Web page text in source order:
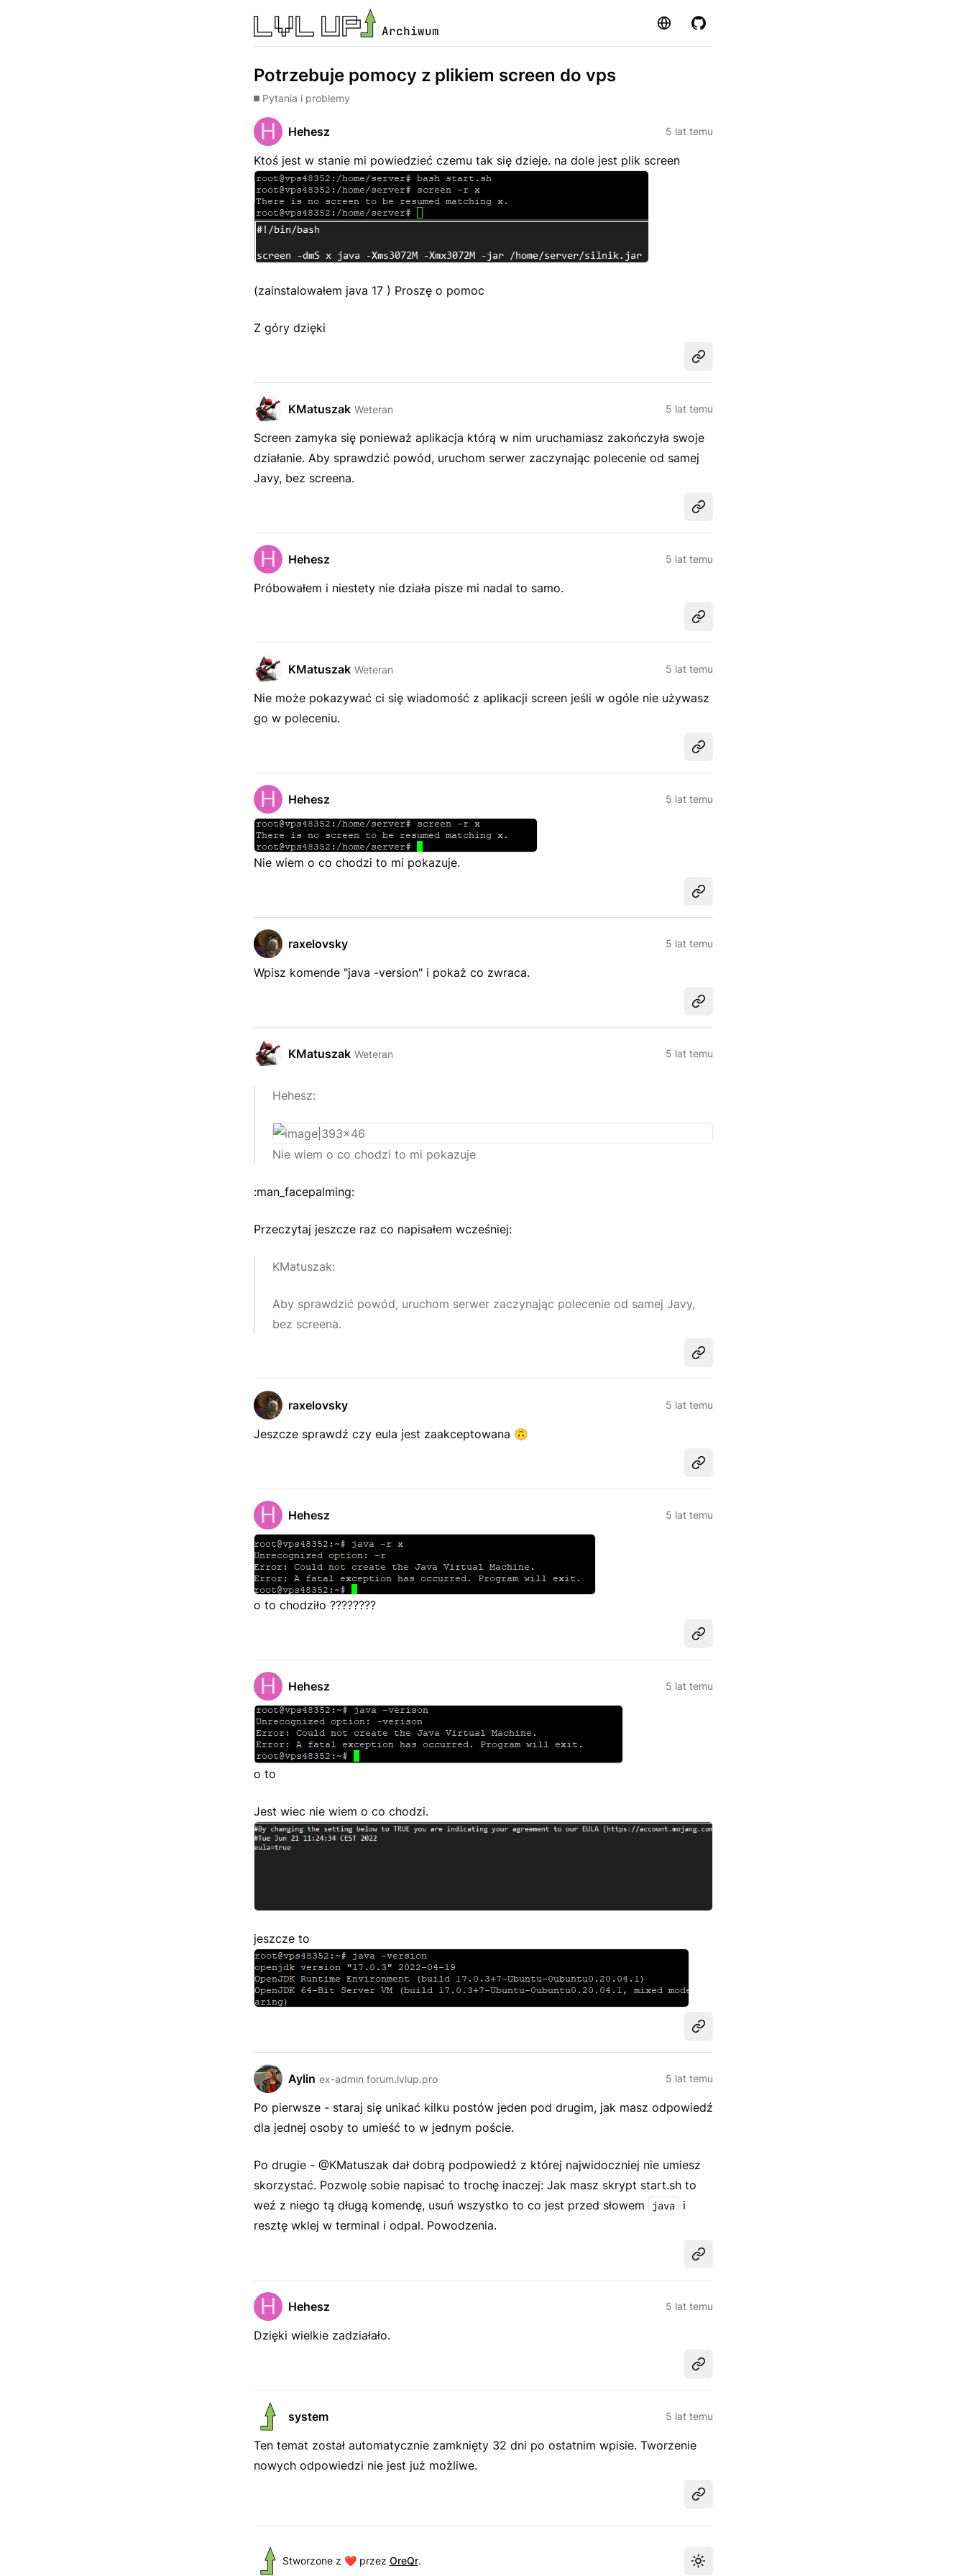
Archiwum Strona GitHub
Potrzebuje pomocy z plikiem screen do vps
Pytania i problemy
Hehesz 5 lat temu
Ktoś jest w stanie mi powiedzieć czemu tak się dzieje. na dole jest plik screen
(zainstalowałem java 17 ) Proszę o pomoc
Z góry dzięki
Udostępnij
KMatuszak Weteran 5 lat temu
Screen zamyka się ponieważ aplikacja którą w nim uruchamiasz zakończyła swoje
działanie. Aby sprawdzić powód, uruchom serwer zaczynając polecenie od samej
Javy, bez screena.
Udostępnij
Hehesz 5 lat temu
Próbowałem i niestety nie działa pisze mi nadal to samo.
Udostępnij
KMatuszak Weteran 5 lat temu
Nie może pokazywać ci się wiadomość z aplikacji screen jeśli w ogóle nie używasz
go w poleceniu.
Udostępnij
Hehesz 5 lat temu
Nie wiem o co chodzi to mi pokazuje.
Udostępnij
raxelovsky 5 lat temu
Wpisz komende "java -version" i pokaż co zwraca.
Udostępnij
KMatuszak Weteran 5 lat temu
Hehesz:
Nie wiem o co chodzi to mi pokazuje
:man_facepalming:
Przeczytaj jeszcze raz co napisałem wcześniej:
KMatuszak:
Aby sprawdzić powód, uruchom serwer zaczynając polecenie od samej Javy,
bez screena.
Udostępnij
raxelovsky 5 lat temu
Jeszcze sprawdź czy eula jest zaakceptowana 🙃
Udostępnij
Hehesz 5 lat temu
o to chodziło ????????
Udostępnij
Hehesz 5 lat temu
o to
Jest wiec nie wiem o co chodzi.
jeszcze to
Udostępnij
Aylin ex-admin forum.lvlup.pro 5 lat temu
Po pierwsze - staraj się unikać kilku postów jeden pod drugim, jak masz odpowiedź
dla jednej osoby to umieść to w jednym poście.
Po drugie - @KMatuszak dał dobrą podpowiedź z której najwidoczniej nie umiesz
skorzystać. Pozwolę sobie napisać to trochę inaczej: Jak masz skrypt start.sh to
weź z niego tą długą komendę, usuń wszystko to co jest przed słowem
java
i
resztę wklej w terminal i odpal. Powodzenia.
Udostępnij
Hehesz 5 lat temu
Dzięki wielkie zadziałało.
Udostępnij
system 5 lat temu
Ten temat został automatycznie zamknięty 32 dni po ostatnim wpisie. Tworzenie
nowych odpowiedzi nie jest już możliwe.
Udostępnij
Stworzone z ❤️ przez OreQr. Przełącz motyw